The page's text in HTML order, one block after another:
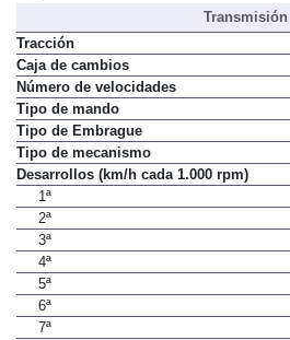
Transmisión
Tracción
Caja de cambios
Número de velocidades
Tipo de mando
Tipo de Embrague
Tipo de mecanismo
Desarrollos (km/h cada 1.000 rpm)
1ª
2ª
3ª
4ª
5ª
6ª
7ª